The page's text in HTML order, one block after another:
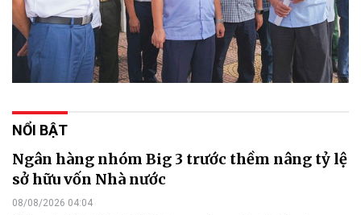
NỔI BẬT
Ngân hàng nhóm Big 3 trước thềm nâng tỷ lệ
sở hữu vốn Nhà nước
08/08/2026 04:04